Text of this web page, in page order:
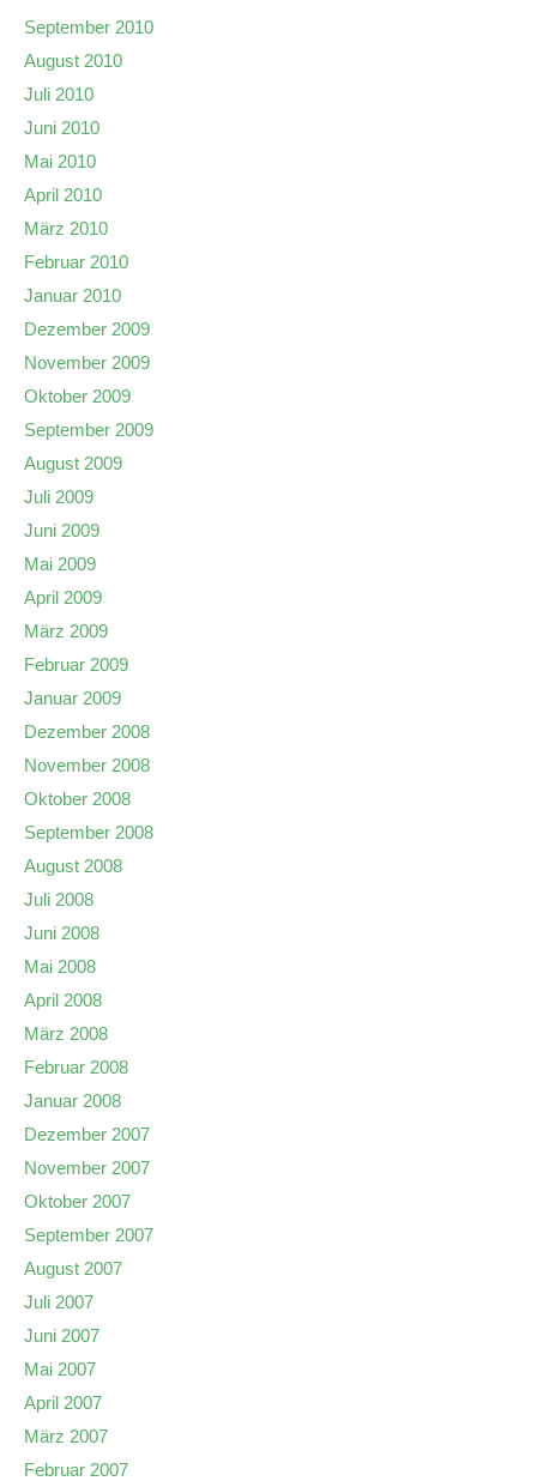
September 2010
August 2010
Juli 2010
Juni 2010
Mai 2010
April 2010
März 2010
Februar 2010
Januar 2010
Dezember 2009
November 2009
Oktober 2009
September 2009
August 2009
Juli 2009
Juni 2009
Mai 2009
April 2009
März 2009
Februar 2009
Januar 2009
Dezember 2008
November 2008
Oktober 2008
September 2008
August 2008
Juli 2008
Juni 2008
Mai 2008
April 2008
März 2008
Februar 2008
Januar 2008
Dezember 2007
November 2007
Oktober 2007
September 2007
August 2007
Juli 2007
Juni 2007
Mai 2007
April 2007
März 2007
Februar 2007